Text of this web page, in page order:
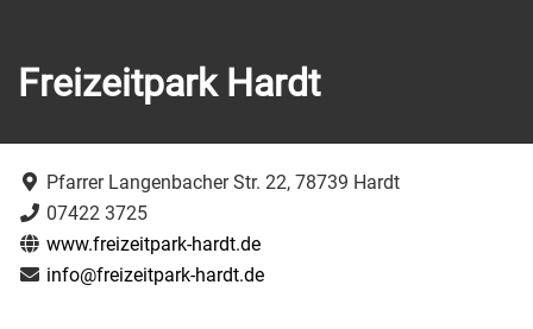
Freizeitpark Hardt
Pfarrer Langenbacher Str. 22, 78739 Hardt
07422 3725
www.freizeitpark-hardt.de
info@freizeitpark-hardt.de